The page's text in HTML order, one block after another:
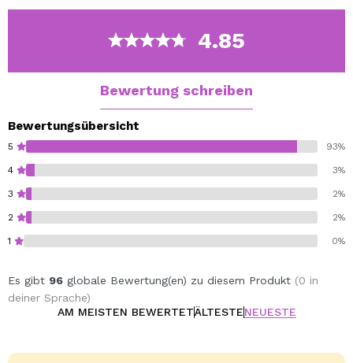
mischen, um ein homogenes Ergebnis und ohne
Markierungen zu erhalten.
Entworfen in einer schönen grünen Meerwasserfarbe.
4.85
Bewertung schreiben
Bewertungsübersicht
5 93%
4 3%
3 2%
2 2%
1 0%
Es gibt 96 globale Bewertung(en) zu diesem Produkt (0 in
deiner Sprache)
AM MEISTEN BEWERTETÄLTESTENEUESTE